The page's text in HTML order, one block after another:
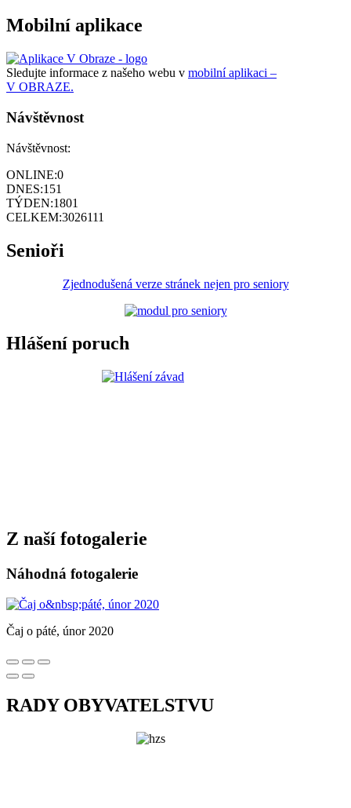
Mobilní aplikace
Sledujte informace z našeho webu v mobilní aplikaci –
V OBRAZE.
Návštěvnost
Návštěvnost:
ONLINE:0
DNES:151
TÝDEN:1801
CELKEM:3026111
Senioři
Zjednodušená verze stránek nejen pro seniory
Hlášení poruch
Z naší fotogalerie
Náhodná fotogalerie
Čaj o páté, únor 2020
RADY OBYVATELSTVU